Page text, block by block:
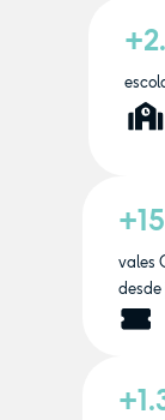
vales
desde